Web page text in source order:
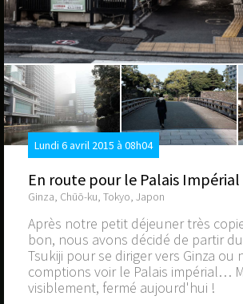
Lundi 6 avril 2015 à 08h04
En route pour le Palais Impérial
Ginza, Chūō-ku, Tokyo, Japon
Après notre petit déjeuner très
bon, nous avons décidé de partir
Tsukiji pour se diriger vers Ginza ou
comptions voir le Palais impérial…
visiblement, fermé aujourd'hui !